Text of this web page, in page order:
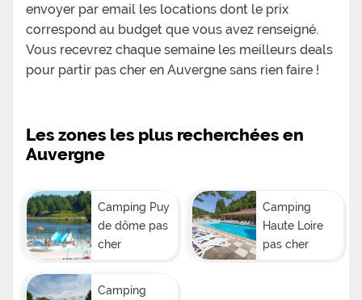
envoyer par email les locations dont le prix
correspond au budget que vous avez renseigné.
Vous recevrez chaque semaine les meilleurs deals
pour partir pas cher en Auvergne sans rien faire !
Les zones les plus recherchées en
Auvergne
Camping Puy
de dôme pas
cher
Camping
Haute Loire
pas cher
Camping